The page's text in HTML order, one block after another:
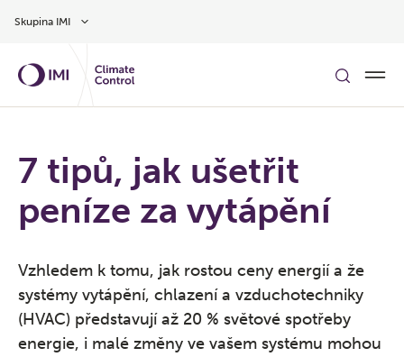
Skupina IMI
7 tipů, jak ušetřit
peníze za vytápění
Vzhledem k tomu, jak rostou ceny energií a že
systémy vytápění, chlazení a vzduchotechniky
(HVAC) představují až 20 % světové spotřeby
energie, i malé změny ve vašem systému mohou